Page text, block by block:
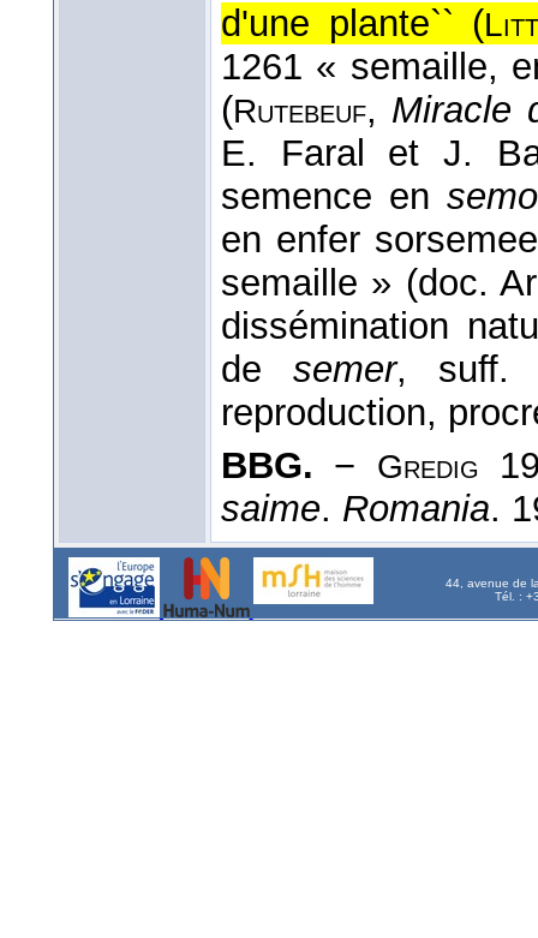
d'une plante`` (
1261 « semaille,
(Rutebeuf, Miracle
E. Faral et J.
semence en
en enfer
semaille » (doc.
dissémination
de semer,
reproduction,
BBG. − Gredig
saime. Romania.
44, avenue de
Tél. :